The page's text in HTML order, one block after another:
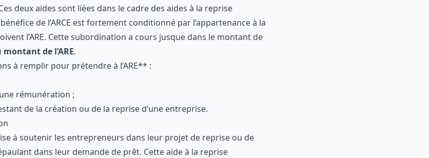
relevant du régime micro-social ou non.
au retour à l’emploi) et l’ARCE (Aide à la reprise ou à la création
d’aider les personnes opérant un retour à l’emploi avec
. Ces deux aides sont liées dans le cadre des aides à la reprise
bénéfice de l’ARCE est fortement conditionné par
de ceux qui perçoivent l’ARE. Cette subordination a cours
l’ARCEqui s’élève à 45% du montant de l’ARE.
à remplir pour prétendre à l’ARE** :
une rémunération ;